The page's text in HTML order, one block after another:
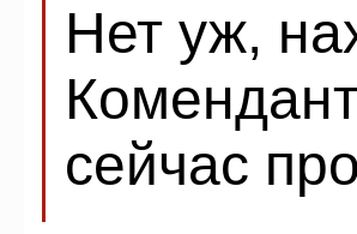
Нет уж,
сейчас